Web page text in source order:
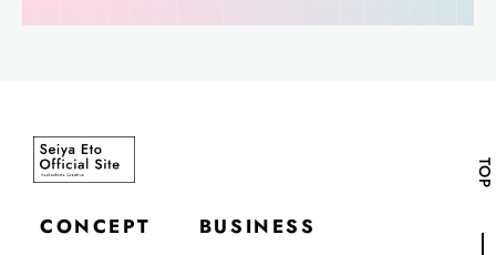
CONCEPT BUSINESS
TOP